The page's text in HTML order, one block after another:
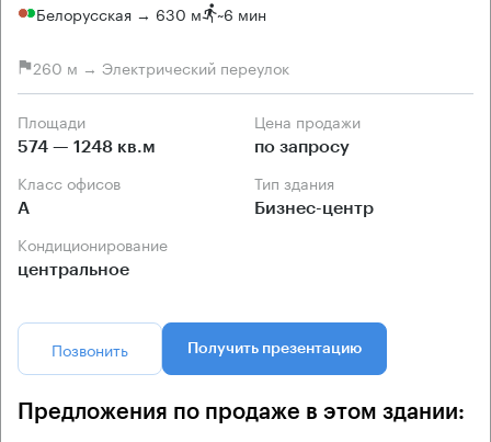
Белорусская → 630 м ~6 мин
260 м → Электрический переулок
Площади
574 — 1248 кв.м
Цена продажи
по запросу
Класс офисов
А
Тип здания
Бизнес-центр
Кондиционирование
центральное
Позвонить Получить презентацию
Предложения по продаже в этом здании: